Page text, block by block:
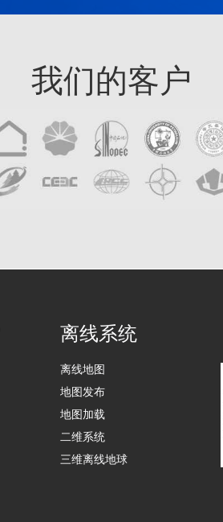
我们的客户
离线系统
离线地图
地图发布
地图加载
二维系统
三维离线地球